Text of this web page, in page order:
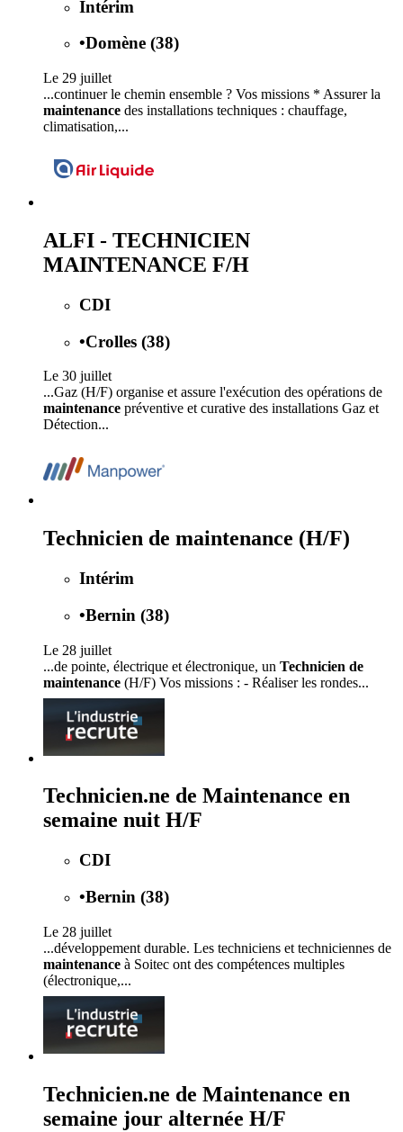
Intérim
•Domène (38)
Le 29 juillet
...continuer le chemin ensemble ? Vos missions * Assurer la
maintenance des installations techniques : chauffage,
climatisation,...
ALFI - TECHNICIEN
MAINTENANCE F/H
CDI
•Crolles (38)
Le 30 juillet
...Gaz (H/F) organise et assure l'exécution des opérations de
maintenance préventive et curative des installations Gaz et
Détection...
Technicien de maintenance (H/F)
Intérim
•Bernin (38)
Le 28 juillet
...de pointe, électrique et électronique, un Technicien de
maintenance (H/F) Vos missions : - Réaliser les rondes...
Technicien.ne de Maintenance en
semaine nuit H/F
CDI
•Bernin (38)
Le 28 juillet
...développement durable. Les techniciens et techniciennes de
maintenance à Soitec ont des compétences multiples
(électronique,...
Technicien.ne de Maintenance en
semaine jour alternée H/F